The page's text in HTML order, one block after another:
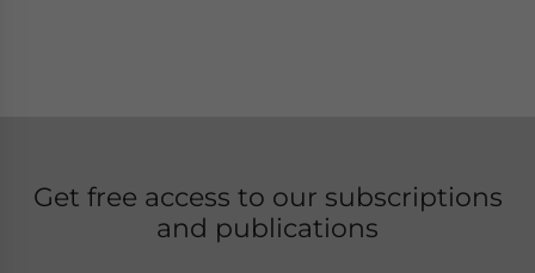
Get free access to our subscriptions
and publications